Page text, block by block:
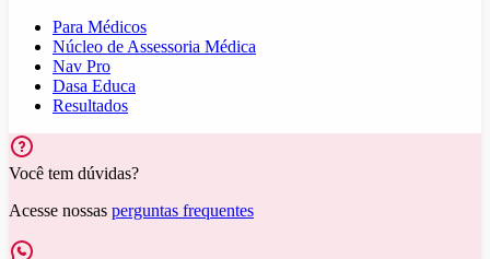
Para Médicos
Núcleo de Assessoria Médica
Nav Pro
Dasa Educa
Resultados
Você tem dúvidas?
Acesse nossas perguntas frequentes